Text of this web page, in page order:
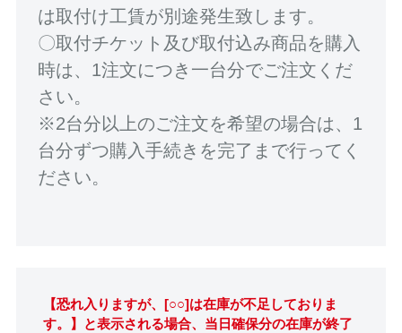
は取付け工賃が別途発生致します。
〇取付チケット及び取付込み商品を購入
時は、1注文につき一台分でご注文くだ
さい。
※2台分以上のご注文を希望の場合は、1
台分ずつ購入手続きを完了まで行ってく
ださい。
【恐れ入りますが、[○○]は在庫が不足しておりま
す。】と表示される場合、当日確保分の在庫が終了